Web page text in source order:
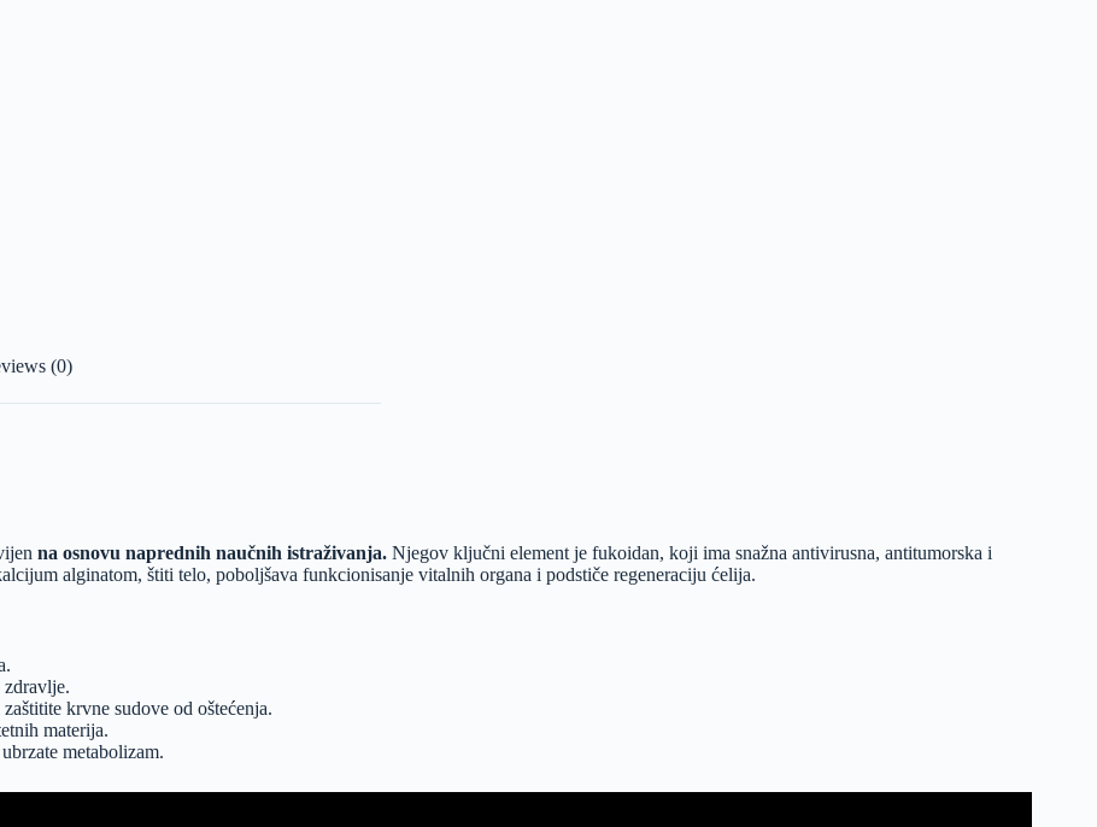
(0)
na osnovu naprednih naučnih istraživanja. Njegov ključni element je fukoidan, koji ima snažna antivirusna, antitumorska i
alginatom, štiti telo, poboljšava funkcionisanje vitalnih organa i podstiče regeneraciju ćelija.
zdravlje.
krvne sudove od oštećenja.
materija.
metabolizam.